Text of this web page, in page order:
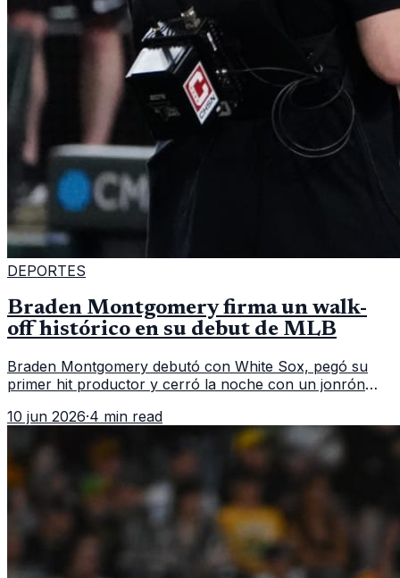
DEPORTES
Braden Montgomery firma un walk-
off histórico en su debut de MLB
Braden Montgomery debutó con White Sox, pegó su
primer hit productor y cerró la noche con un jonrón
caso de este tipo en la historia.
10 jun 2026·4 min read